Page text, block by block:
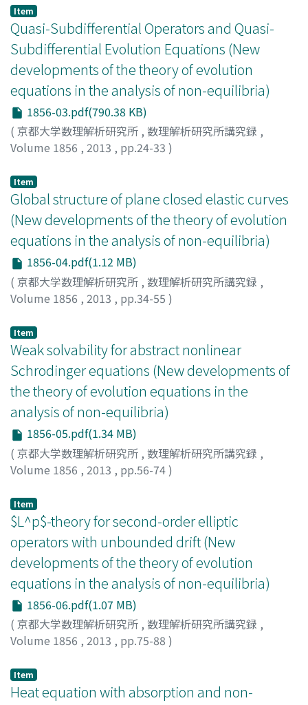
コイケ, マサヒロ
Item
Quasi-Subdifferential Operators and Quasi-
Subdifferential Evolution Equations (New
developments of the theory of evolution
equations in the analysis of non-equilibria)
1856-03.pdf(790.38 KB)
( 京都大学数理解析研究所 , 数理解析研究所講究録 ,
Volume 1856 , 2013 , pp.24-33 )
Item
Global structure of plane closed elastic curves
(New developments of the theory of evolution
equations in the analysis of non-equilibria)
1856-04.pdf(1.12 MB)
( 京都大学数理解析研究所 , 数理解析研究所講究録 ,
Volume 1856 , 2013 , pp.34-55 )
Item
Weak solvability for abstract nonlinear
Schrodinger equations (New developments of
the theory of evolution equations in the
analysis of non-equilibria)
1856-05.pdf(1.34 MB)
( 京都大学数理解析研究所 , 数理解析研究所講究録 ,
Volume 1856 , 2013 , pp.56-74)
Item
$L^p$-theory for second-order elliptic
operators with unbounded drift (New
developments of the theory of evolution
equations in the analysis of non-equilibria)
1856-06.pdf(1.07 MB)
( 京都大学数理解析研究所 , 数理解析研究所講究録 ,
Volume 1856 , 2013 , pp.75-88 )
Item
Heat equation with absorption and non-